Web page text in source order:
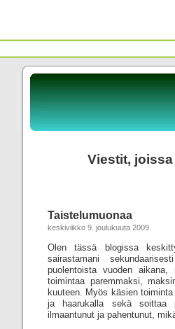
Viestit, joissa
Taistelumuonaa
keskiviikko 9. joulukuuta 2009
Olen tässä blogissa
sairastamani
puolentoista vuoden
toimintaa paremmaksi,
kuuteen. Myös käsien
ja haarukalla sekä soittaa
ilmaantunut ja pahentunut,